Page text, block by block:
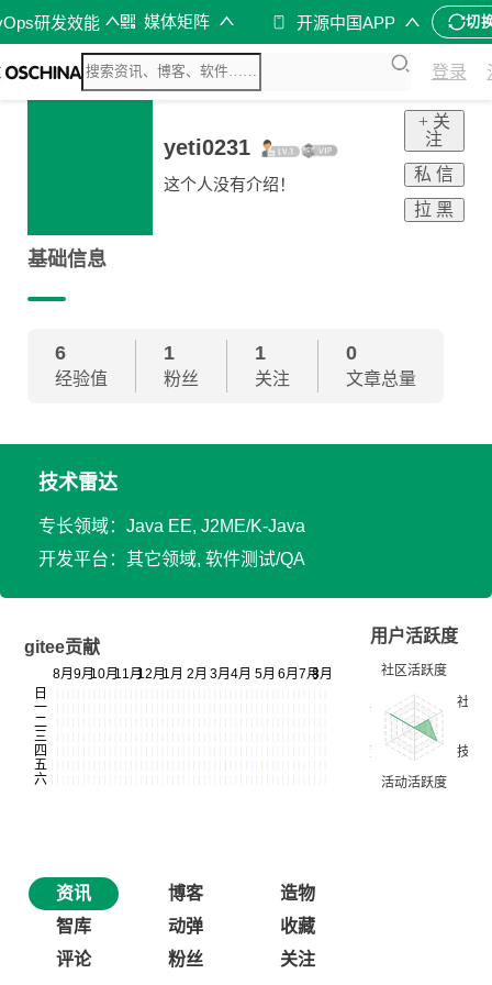
研发效能 媒体矩阵 开源中国APP 切
登录
yeti0231
这个人没有介绍！
+ 关
注
私 信
拉 黑
基础信息
6
经验值
1
粉丝
1
关注
0
文章总量
技术雷达
专长领域：Java EE, J2ME/K-Java
开发平台：其它领域, 软件测试/QA
gitee贡献
用户活跃度
资讯 博客
造物
智库
动弹
收藏
评论
粉丝 关注